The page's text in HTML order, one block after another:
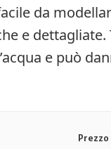
da
e dettagliate.
e può
Prezzo